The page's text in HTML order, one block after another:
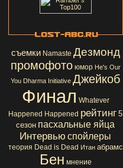
съемки Namaste Дезмонд
промофото юмор He's Our
You Dharma Initiative Джейкоб
Финал Whatever
Happened Happened рейтинг 5
сезон пасхальные яйца
Интервью спойлеры
теория Dead is Dead Итан абрамс
Бен мнение